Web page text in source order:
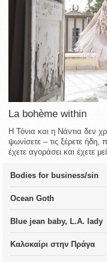
La bohème within
Η Τόνια και η Νάντια δεν
ψωνίσετε – τις ξέρετε ήδη,
έχετε αγοράσει και έχετε
Bodies for business/sin
Ocean Goth
Blue jean baby, L.A. lady
Καλοκαίρι στην Πράγα